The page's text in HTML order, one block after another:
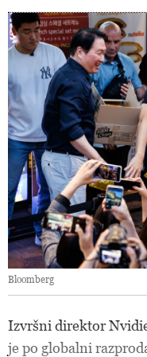
Bloomberg
Izvršni direktor
je po globalni